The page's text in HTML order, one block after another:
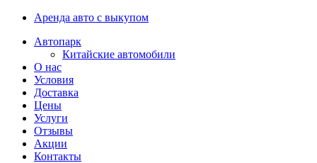
Аренда авто с выкупом
Автопарк
Китайские автомобили
О нас
Условия
Доставка
Цены
Услуги
Отзывы
Акции
Контакты